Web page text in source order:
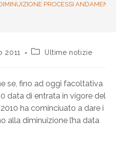
PROCESSI
2011 Ultime notizie
se, fino ad oggi facoltativa
data di entrata in vigore del
ha cominciuato a dare i
alla diminuizione l’ha data